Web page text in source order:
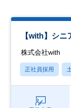
【with】シニ
株式会社with
正社員採用